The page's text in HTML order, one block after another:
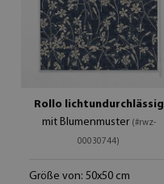
Rollo lichtundurchlässig
mit Blumenmuster (#rwz-
00030744)
Größe von: 50x50 cm